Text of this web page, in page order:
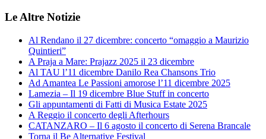
Le Altre Notizie
Al Rendano il 27 dicembre: concerto “omaggio a Maurizio
Quintieri”
A Praja a Mare: Prajazz 2025 il 23 dicembre
Al TAU l’11 dicembre Danilo Rea Chansons Trio
Ad Amantea Le Passioni amorose l’11 dicembre 2025
Lamezia – Il 19 dicembre Blue Stuff in concerto
Gli appuntamenti di Fatti di Musica Estate 2025
A Reggio il concerto degli Afterhours
CATANZARO – Il 6 agosto il concerto di Serena Brancale
Torna il Be Alternative Festival